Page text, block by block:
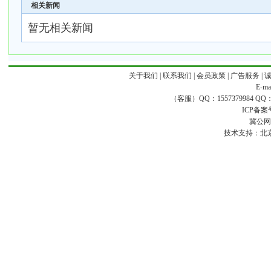
相关新闻
暂无相关新闻
关于我们 联系我们 会员政策| 广告服务
E-
（客服）QQ：1557379984 QQ
ICP备案
冀公
技术支持： 北